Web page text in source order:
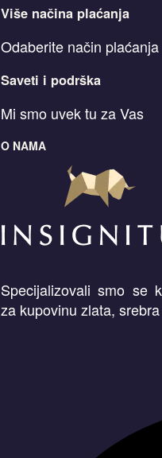
Više načina plaćanja
Odaberite način plaćanja
Saveti i podrška
Mi smo uvek tu za Vas
O NAMA
Specijalizovali smo se
za kupovinu zlata,